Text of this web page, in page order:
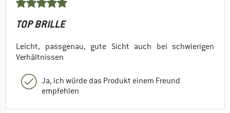
TOP BRILLE
Leicht, passgenau, gute Sicht auch bei schwierigen
Verhältnissen
Ja, ich würde das Produkt einem Freund
empfehlen